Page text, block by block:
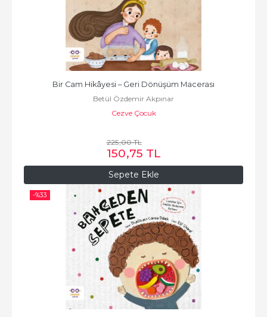
Sepete Ekle
Bir Cam Hikâyesi – Geri Dönüşüm Macerası
Betül Özdemir Akpınar
Cezve Çocuk
225,00TL
150,75 TL
-%33